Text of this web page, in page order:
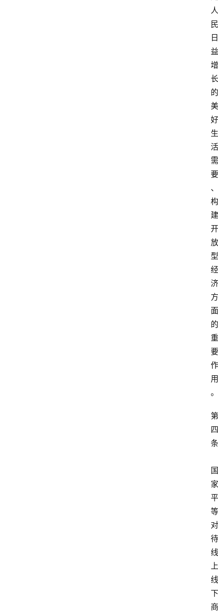
人
民
日
益
增
长
的
美
好
生
活
需
要
、
构
建
开
放
型
经
济
方
面
的
重
要
作
用
。
第
四
条
国
家
平
等
对
待
线
上
线
下
商